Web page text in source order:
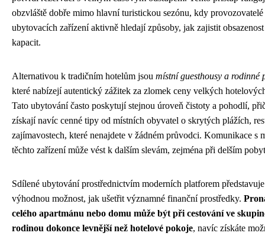
obzvláště dobře mimo hlavní turistickou sezónu, kdy provozovatelé
ubytovacích zařízení aktivně hledají způsoby, jak zajistit
kapacit.
Alternativou k tradičním hotelům jsou místní guesthousy a rodinné
které nabízejí autentický zážitek za zlomek ceny velkých
Tato ubytování často poskytují stejnou úroveň čistoty a pohodlí,
získají navíc cenné tipy od místních obyvatel o skrytých plážích,
zajímavostech, které nenajdete v žádném průvodci. Komunikace s
těchto zařízení může vést k dalším slevám, zejména při delším
Sdílené ubytování prostřednictvím moderních platforem
výhodnou možnost, jak ušetřit významné finanční prostředky.
celého apartmánu nebo domu může být při cestování ve
rodinou dokonce levnější než hotelové pokoje, navíc získáte